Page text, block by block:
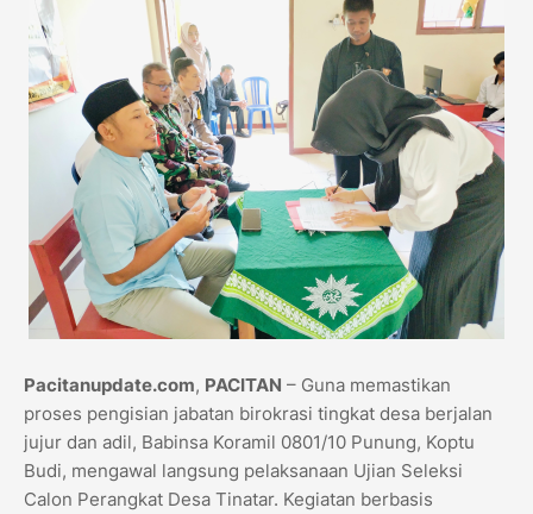
Pacitanupdate.com, PACITAN – Guna memastikan
proses pengisian jabatan birokrasi tingkat desa berjalan
jujur dan adil, Babinsa Koramil 0801/10 Punung, Koptu
Budi, mengawal langsung pelaksanaan Ujian Seleksi
Calon Perangkat Desa Tinatar. Kegiatan berbasis